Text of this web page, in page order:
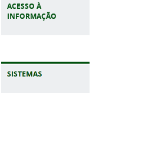
ACESSO À
INFORMAÇÃO